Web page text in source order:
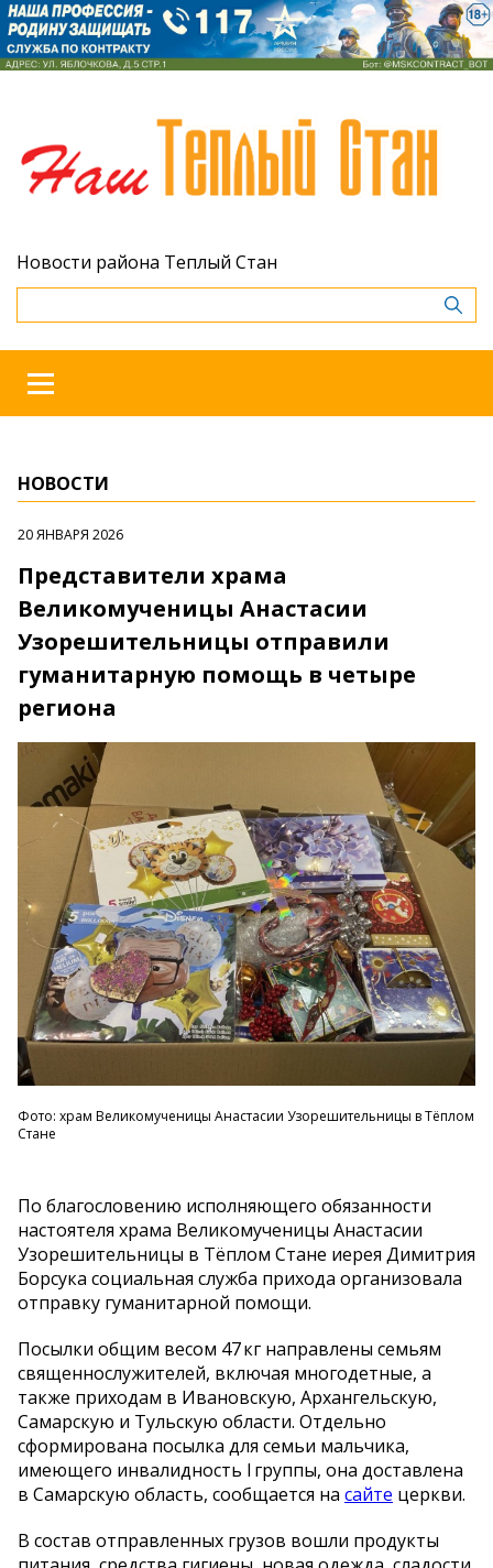
Новости района Теплый Стан
НОВОСТИ
20 ЯНВАРЯ 2026
Представители храма
Великомученицы Анастасии
Узорешительницы отправили
гуманитарную помощь в четыре
региона
Фото: храм Великомученицы Анастасии Узорешительницы в Тёплом
Стане
По благословению исполняющего обязанности
настоятеля храма Великомученицы Анастасии
Узорешительницы в Тёплом Стане иерея Димитрия
Борсука социальная служба прихода организовала
отправку гуманитарной помощи.
Посылки общим весом 47 кг направлены семьям
священнослужителей, включая многодетные, а
также приходам в Ивановскую, Архангельскую,
Самарскую и Тульскую области. Отдельно
сформирована посылка для семьи мальчика,
имеющего инвалидность I группы, она доставлена
в Самарскую область, сообщается на сайте церкви.
В состав отправленных грузов вошли продукты